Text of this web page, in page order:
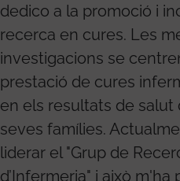
dedico a la promoció i
recerca en cures. Les
investigacions se
prestació de cures
en els resultats de salut
seves famílies.
liderar el "Grup de
d’Infermeria" i això